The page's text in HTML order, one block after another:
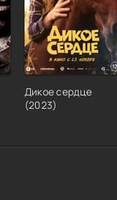
Дикое сердце
(2023)